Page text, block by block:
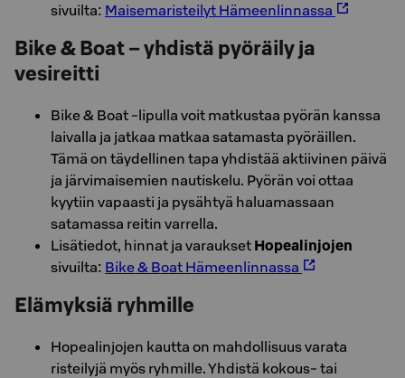
sivuilta: Maisemaristeilyt Hämeenlinnassa
Bike & Boat – yhdistä pyöräily ja
vesireitti
Bike & Boat -lipulla voit matkustaa pyörän kanssa
laivalla ja jatkaa matkaa satamasta pyöräillen.
Tämä on täydellinen tapa yhdistää aktiivinen päivä
ja järvimaisemien nautiskelu. Pyörän voi ottaa
kyytiin vapaasti ja pysähtyä haluamassaan
satamassa reitin varrella.
Lisätiedot, hinnat ja varaukset Hopealinjojen
sivuilta: Bike & Boat Hämeenlinnassa
Elämyksiä ryhmille
Hopealinjojen kautta on mahdollisuus varata
risteilyjä myös ryhmille. Yhdistä kokous- tai